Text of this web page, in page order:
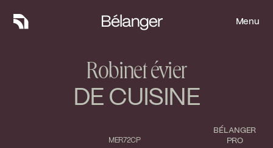
Menu
Menu
Robinet évier
DE CUISINE
BÉLANGER
PRO
MER72CP